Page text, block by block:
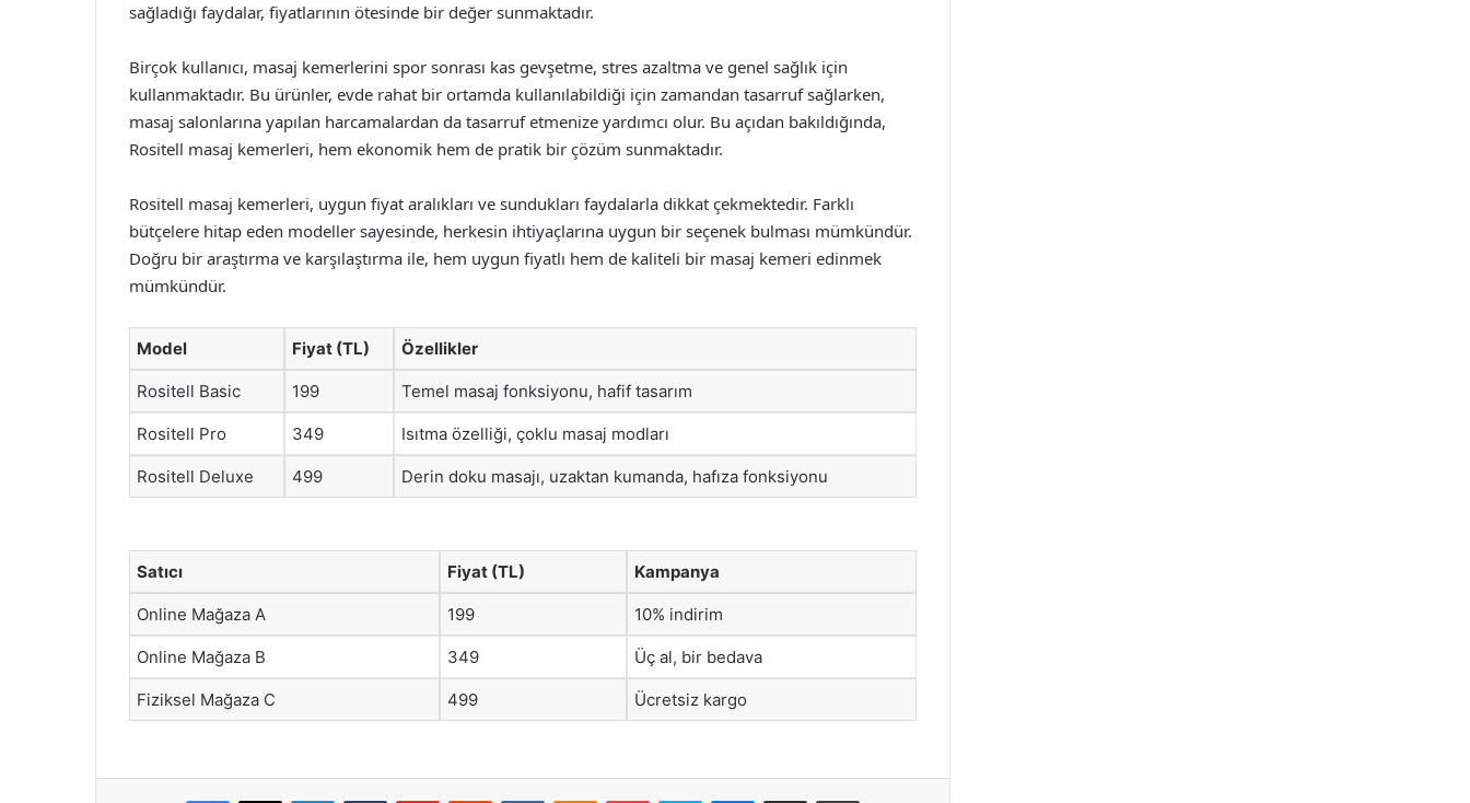
sağladığı faydalar, fiyatlarının ötesinde bir değer sunmaktadır.
Birçok kullanıcı, masaj kemerlerini spor sonrası kas gevşetme, stres azaltma ve genel sağlık için
kullanmaktadır. Bu ürünler, evde rahat bir ortamda kullanılabildiği için zamandan tasarruf sağlarken,
masaj salonlarına yapılan harcamalardan da tasarruf etmenize yardımcı olur. Bu açıdan bakıldığında,
Rositell masaj kemerleri, hem ekonomik hem de pratik bir çözüm sunmaktadır.
Rositell masaj kemerleri, uygun fiyat aralıkları ve sundukları faydalarla dikkat çekmektedir. Farklı
bütçelere hitap eden modeller sayesinde, herkesin ihtiyaçlarına uygun bir seçenek bulması mümkündür.
Doğru bir araştırma ve karşılaştırma ile, hem uygun fiyatlı hem de kaliteli bir masaj kemeri edinmek
mümkündür.
Model Fiyat (TL) Özellikler
Rositell Basic 199 Temel masaj fonksiyonu, hafif tasarım
Rositell Pro 349 Isıtma özelliği, çoklu masaj modları
Rositell Deluxe 499 Derin doku masajı, uzaktan kumanda, hafıza fonksiyonu
Satıcı Fiyat (TL) Kampanya
Online Mağaza A 199 10% indirim
Online Mağaza B 349 Üç al, bir bedava
Fiziksel Mağaza C 499 Ücretsiz kargo